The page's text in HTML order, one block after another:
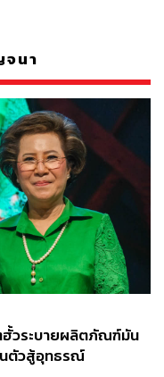
นา
ฮั้วระบายผลิตภัณฑ์มัน
นตัวสู้อุทธรณ์